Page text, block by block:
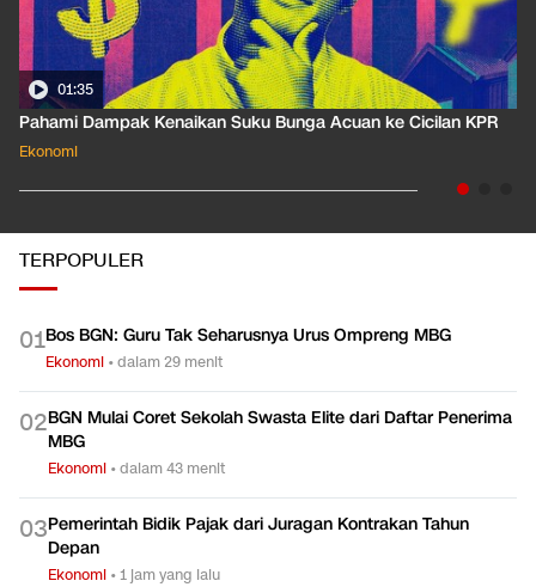
01:35
Pahami Dampak Kenaikan Suku Bunga Acuan ke Cicilan KPR
Ekonomi
TERPOPULER
01Bos BGN: Guru Tak Seharusnya Urus Ompreng MBG
Ekonomi •dalam 29 menit
02BGN Mulai Coret Sekolah Swasta Elite dari Daftar Penerima
MBG
Ekonomi •dalam 43 menit
03Pemerintah Bidik Pajak dari Juragan Kontrakan Tahun
Depan
Ekonomi •1 jam yang lalu